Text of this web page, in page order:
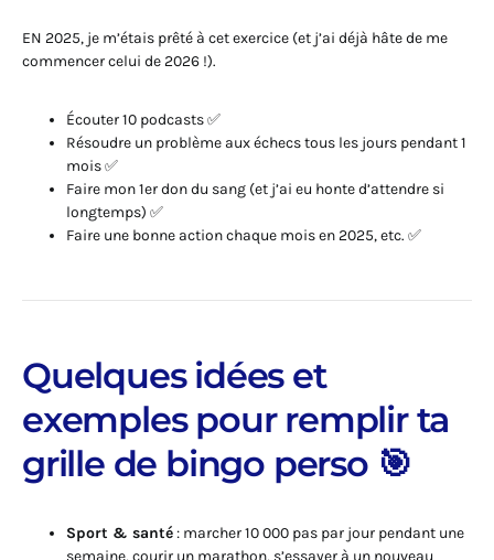
EN 2025, je m’étais prêté à cet exercice (et j’ai déjà hâte de me
commencer celui de 2026 !).
Écouter 10 podcasts ✅
Résoudre un problème aux échecs tous les jours pendant 1
mois ✅
Faire mon 1er don du sang (et j’ai eu honte d’attendre si
longtemps) ✅
Faire une bonne action chaque mois en 2025, etc. ✅
Quelques idées et
exemples pour remplir ta
grille de bingo perso 🎯
Sport & santé: marcher 10 000 pas par jour pendant une
semaine, courir un marathon, s’essayer à un nouveau